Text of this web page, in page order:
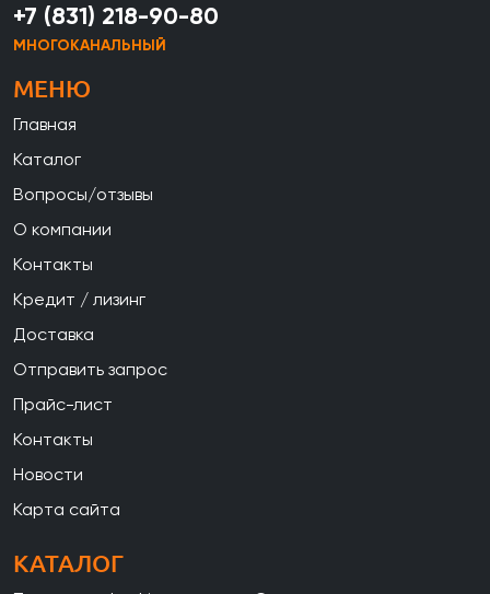
+7 (831) 218-90-80
МНОГОКАНАЛЬНЫЙ
МЕНЮ
Главная
Каталог
Вопросы/отзывы
О компании
Контакты
Кредит / лизинг
Доставка
Отправить запрос
Прайс-лист
Контакты
Новости
Карта сайта
КАТАЛОГ